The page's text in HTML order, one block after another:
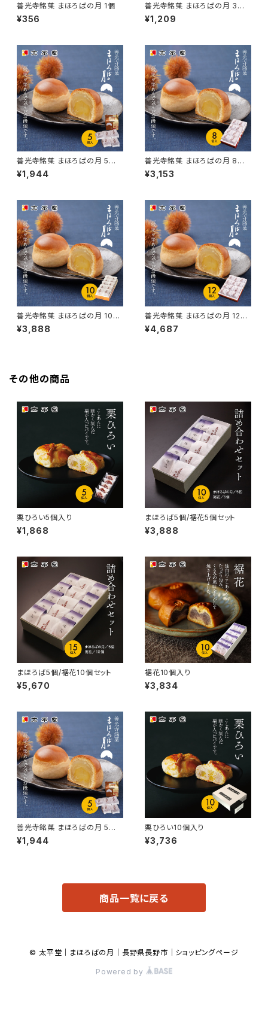
善光寺銘菓 まほろばの月 1個
¥356
善光寺銘菓 まほろばの月 3個
入り
¥1,209
善光寺銘菓 まほろばの月 5個
入りカートン
¥1,944
善光寺銘菓 まほろばの月 8個
入り
¥3,153
善光寺銘菓 まほろばの月 10個
入り
¥3,888
善光寺銘菓 まほろばの月 12個
入り
¥4,687
その他の商品
栗ひろい5個入り
¥1,868
まほろば5個/裾花5個セット
¥3,888
まほろば5個/裾花10個セット
¥5,670
裾花10個入り
¥3,834
善光寺銘菓 まほろばの月 5個
入りカートン
¥1,944
栗ひろい10個入り
¥3,736
商品一覧に戻る
© 太平堂｜まほろばの月｜長野県長野市｜ショッピングページ
Powered by